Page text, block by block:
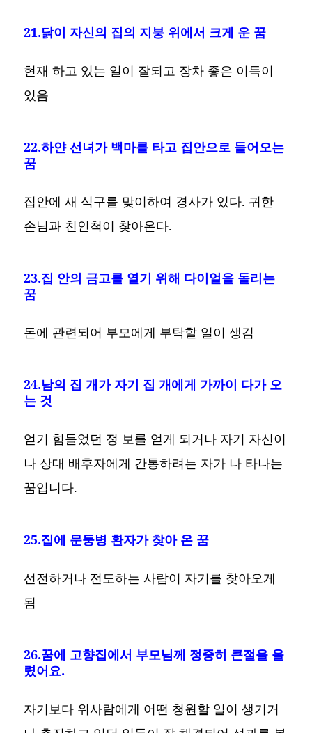
21.닭이 자신의 집의 지붕 위에서 크게 운 꿈
현재 하고 있는 일이 잘되고 장차 좋은 이득이
있음
22.하얀 선녀가 백마를 타고 집안으로 들어오는
꿈
집안에 새 식구를 맞이하여 경사가 있다. 귀한
손님과 친인척이 찾아온다.
23.집 안의 금고를 열기 위해 다이얼을 돌리는
꿈
돈에 관련되어 부모에게 부탁할 일이 생김
24.남의 집 개가 자기 집 개에게 가까이 다가 오
는 것
얻기 힘들었던 정 보를 얻게 되거나 자기 자신이
나 상대 배후자에게 간통하려는 자가 나 타나는
꿈입니다.
25.집에 문둥병 환자가 찾아 온 꿈
선전하거나 전도하는 사람이 자기를 찾아오게
됨
26.꿈에 고향집에서 부모님께 정중히 큰절을 올
렸어요.
자기보다 위사람에게 어떤 청원할 일이 생기거